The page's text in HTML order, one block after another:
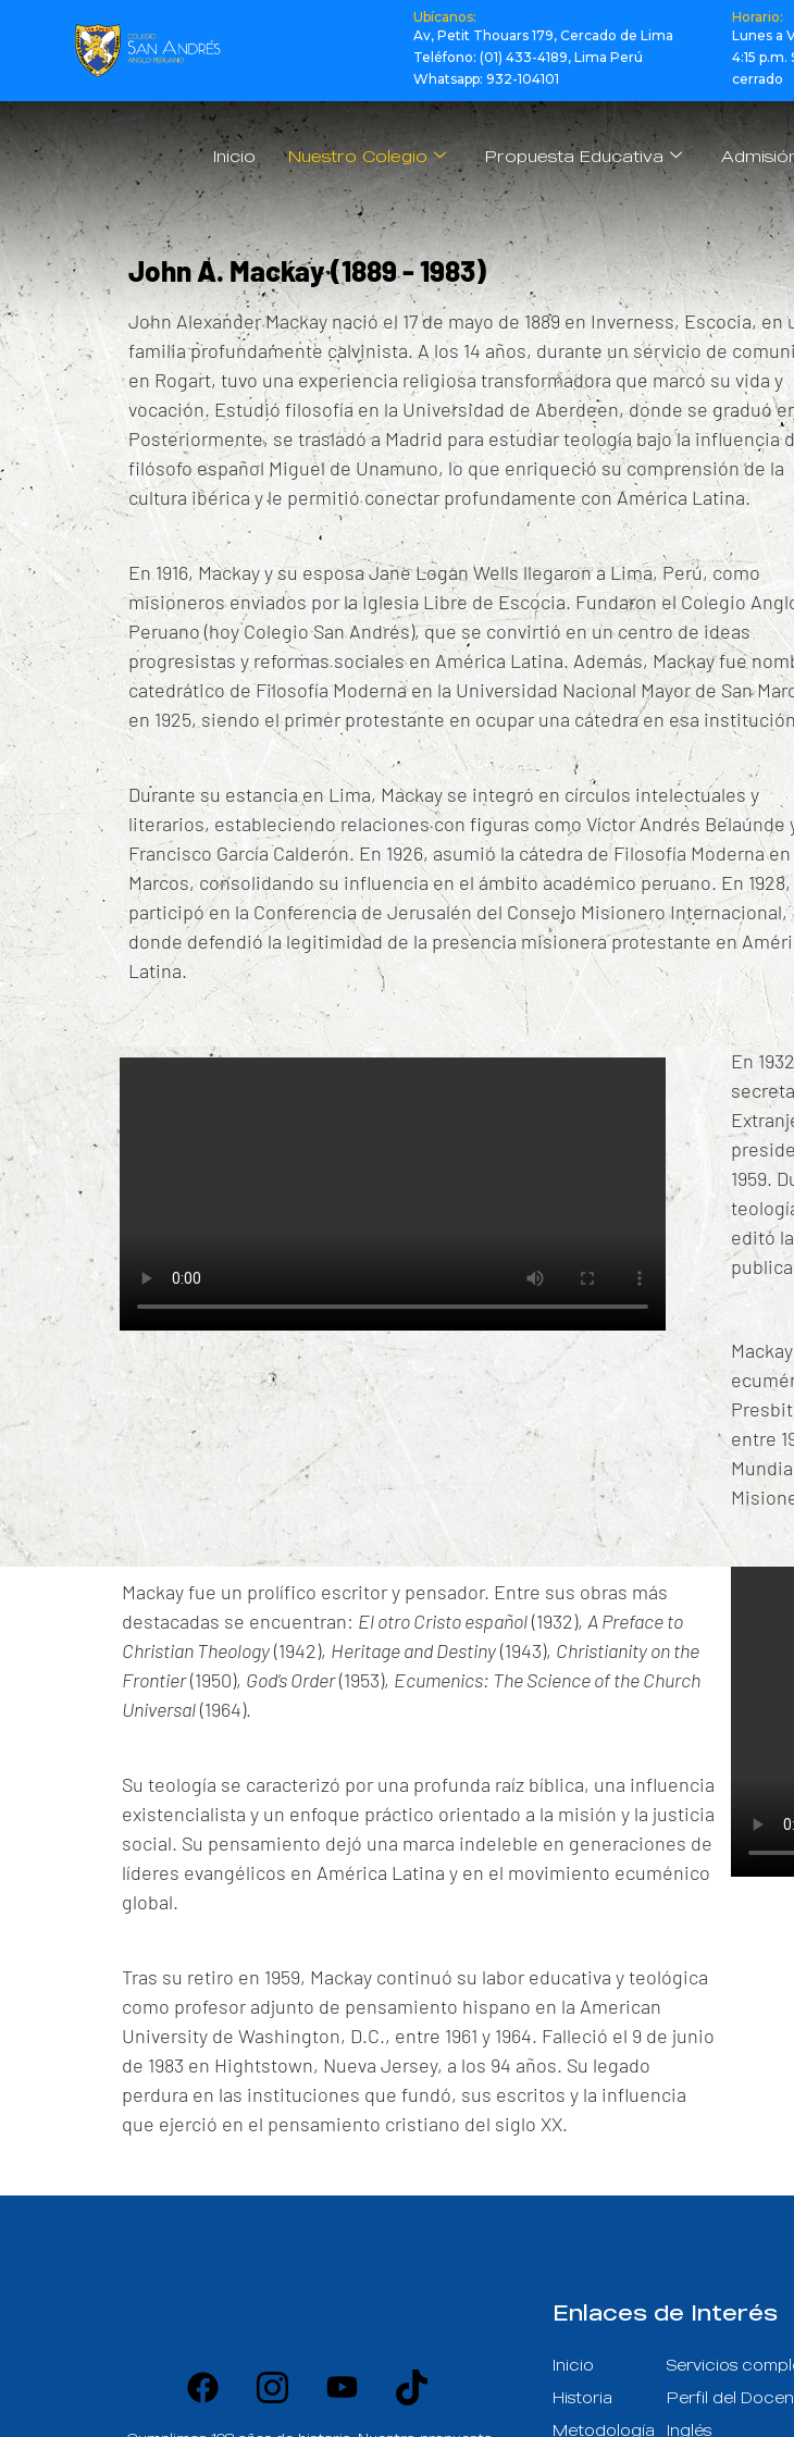
Ubícanos:
Av, Petit Thouars 179, Cercado de Lima
Teléfono: (01) 433-4189, Lima Perú
Whatsapp: 932-104101
Horario:
Lunes a
4:15
cerrado
Inicio Nuestro Colegio Propuesta Educativa
John A. Mackay (1889 - 1983)
John Alexander Mackay nació el 17 de mayo de 1889 en Inverness, Escocia, en
familia profundamente calvinista. A los 14 años, durante un servicio de
en Rogart, tuvo una experiencia religiosa transformadora que marcó su vida y
vocación. Estudió filosofía en la Universidad de Aberdeen, donde se graduó en
Posteriormente, se trasladó a Madrid para estudiar teología bajo la influencia
filósofo español Miguel de Unamuno, lo que enriqueció su comprensión de la
cultura ibérica y le permitió conectar profundamente con América Latina.
En 1916, Mackay y su esposa Jane Logan Wells llegaron a Lima, Perú, como
misioneros enviados por la Iglesia Libre de Escocia. Fundaron el Colegio
Peruano (hoy Colegio San Andrés), que se convirtió en un centro de ideas
progresistas y reformas sociales en América Latina. Además, Mackay fue
catedrático de Filosofía Moderna en la Universidad Nacional Mayor de San
en 1925, siendo el primer protestante en ocupar una cátedra en esa institución
Durante su estancia en Lima, Mackay se integró en círculos intelectuales y
literarios, estableciendo relaciones con figuras como Víctor Andrés Belaúnde
Francisco García Calderón. En 1926, asumió la cátedra de Filosofía Moderna en
Marcos, consolidando su influencia en el ámbito académico peruano. En 1928,
participó en la Conferencia de Jerusalén del Consejo Misionero Internacional,
donde defendió la legitimidad de la presencia misionera protestante en
Latina.
En
1959.
editó
entre
Mackay fue un prolífico escritor y pensador. Entre sus obras más
destacadas se encuentran: El otro Cristo español(1932), A Preface to
Christian Theology(1942), Heritage and Destiny(1943), Christianity on the
Frontier(1950), God’s Order(1953), Ecumenics: The Science of the Church
Universal(1964).
Su teología se caracterizó por una profunda raíz bíblica, una influencia
existencialista y un enfoque práctico orientado a la misión y la justicia
social. Su pensamiento dejó una marca indeleble en generaciones de
líderes evangélicos en América Latina y en el movimiento ecuménico
global.
Tras su retiro en 1959, Mackay continuó su labor educativa y teológica
como profesor adjunto de pensamiento hispano en la American
University de Washington, D.C., entre 1961 y 1964. Falleció el 9 de junio
de 1983 en Hightstown, Nueva Jersey, a los 94 años. Su legado
perdura en las instituciones que fundó, sus escritos y la influencia
que ejerció en el pensamiento cristiano del siglo XX.
Enlaces de Interés
Inicio
Historia
Metodología
Servicios
Perfil del
Inglés